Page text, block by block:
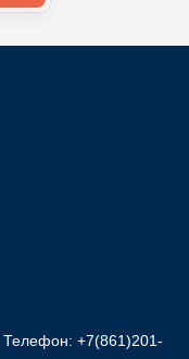
Телефон: +7(861)201-